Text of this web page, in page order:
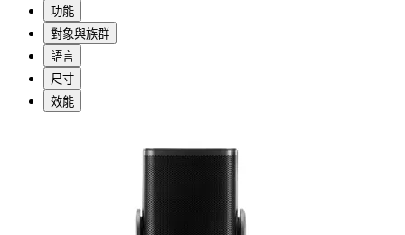
功能
對象與族群
語言
尺寸
效能